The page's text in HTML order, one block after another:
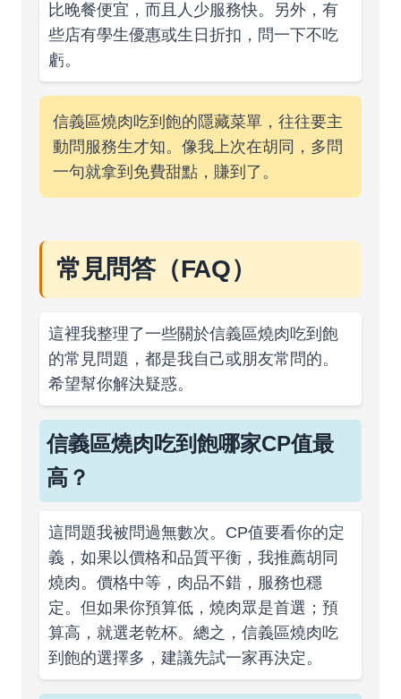
比晚餐便宜，而且人少服務快。另外，有
些店有學生優惠或生日折扣，問一下不吃
虧。
信義區燒肉吃到飽的隱藏菜單，往往要主
動問服務生才知。像我上次在胡同，多問
一句就拿到免費甜點，賺到了。
常見問答（FAQ）
這裡我整理了一些關於信義區燒肉吃到飽
的常見問題，都是我自己或朋友常問的。
希望幫你解決疑惑。
信義區燒肉吃到飽哪家CP值最
高？
這問題我被問過無數次。CP值要看你的定
義，如果以價格和品質平衡，我推薦胡同
燒肉。價格中等，肉品不錯，服務也穩
定。但如果你預算低，燒肉眾是首選；預
算高，就選老乾杯。總之，信義區燒肉吃
到飽的選擇多，建議先試一家再決定。